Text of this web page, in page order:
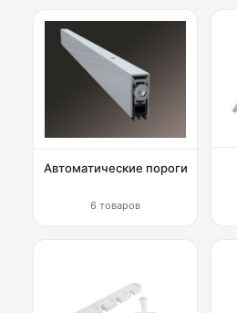
Автоматические пороги
6 товаров